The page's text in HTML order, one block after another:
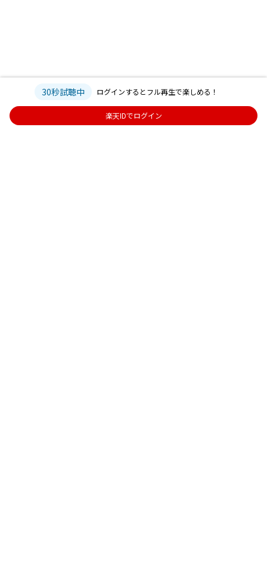
30秒試聴中 ログインするとフル再生で楽しめる！
楽天IDでログイン